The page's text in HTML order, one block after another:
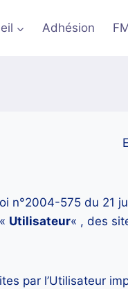
Adhésion
n°2004-575 du 21
Utilisateur« , des
par l’Utilisateur